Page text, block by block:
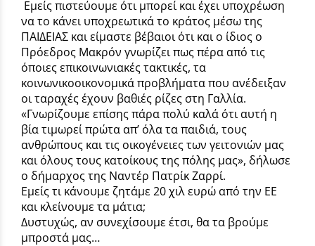
Εμείς πιστεύουμε ότι μπορεί και έχει υποχρέωση
να το κάνει υποχρεωτικά το κράτος μέσω της
ΠΑΙΔΕΙΑΣ και είμαστε βέβαιοι ότι και ο ίδιος ο
Πρόεδρος Μακρόν γνωρίζει πως πέρα από τις
όποιες επικοινωνιακές τακτικές, τα
κοινωνικοοικονομικά προβλήματα που ανέδειξαν
οι ταραχές έχουν βαθιές ρίζες στη Γαλλία.
«Γνωρίζουμε επίσης πάρα πολύ καλά ότι αυτή η
βία τιμωρεί πρώτα απ’ όλα τα παιδιά, τους
ανθρώπους και τις οικογένειες των γειτονιών μας
και όλους τους κατοίκους της πόλης μας», δήλωσε
ο δήμαρχος της Ναντέρ Πατρίκ Ζαρρί.
Εμείς τι κάνουμε ζητάμε 20 χιλ ευρώ από την ΕΕ
και κλείνουμε τα μάτια;
Δυστυχώς, αν συνεχίσουμε έτσι, θα τα βρούμε
μπροστά μας…